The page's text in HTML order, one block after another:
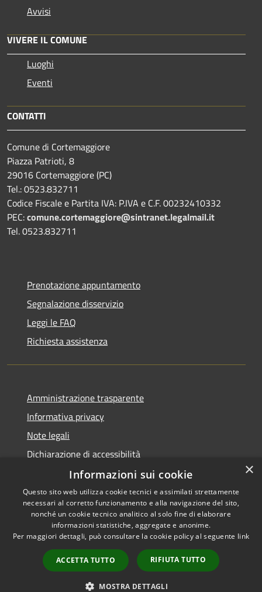
Avvisi
VIVERE IL COMUNE
Luoghi
Eventi
CONTATTI
Comune di Cortemaggiore
Piazza Patrioti, 8
29016 Cortemaggiore (PC)
Tel.: 0523.832711
Codice Fiscale e Partita IVA: P.IVA e C.F. 00232410332
PEC:comune.cortemaggiore@sintranet.legalmail.it
Tel. 0523.832711
Prenotazione appuntamento
Segnalazione disservizio
Leggi le FAQ
Richiesta assistenza
Amministrazione trasparente
Informativa privacy
Note legali
Dichiarazione di accessibilità
Accessibilità
Privacy
Mappa del sito
Meccanismo di Feedback
Copyright © 2026 • Comune di
Cortemaggiore • Powered by
Municipium•Accesso
redazione
×
Informazioni sui cookie
Questo sito web utilizza cookie tecnici e assimilati strettamente
necessari al corretto funzionamento e alla navigazione del sito,
nonché un cookie tecnico analitico al solo fine di elaborare
informazioni statistiche, aggregate e anonime.
Per maggiori dettagli, può consultare la cookie policy al seguente link
ACCETTA TUTTO RIFIUTA TUTTO
MOSTRA DETTAGLI